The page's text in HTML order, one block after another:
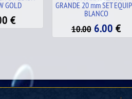
SET EQUIPO
€
GRANDE 20 mm BLANCO
1.00€